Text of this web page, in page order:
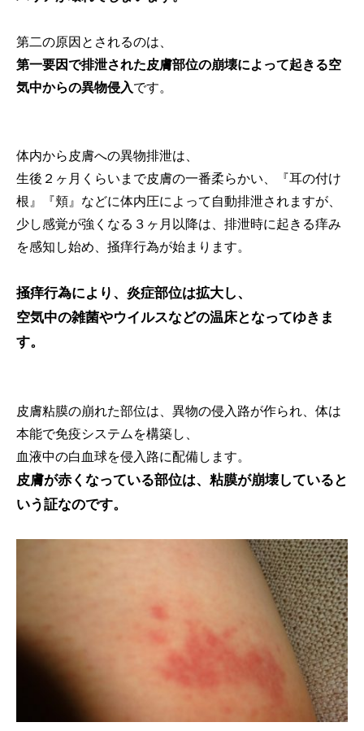
第二の原因とされるのは、
第一要因で排泄された皮膚部位の崩壊によって起きる空
気中からの異物侵入です。
体内から皮膚への異物排泄は、
生後２ヶ月くらいまで皮膚の一番柔らかい、『耳の付け
根』『頬』などに体内圧によって自動排泄されますが、
少し感覚が強くなる３ヶ月以降は、排泄時に起きる痒み
を感知し始め、掻痒行為が始まります。
掻痒行為により、炎症部位は拡大し、
空気中の雑菌やウイルスなどの温床となってゆきま
す。
皮膚粘膜の崩れた部位は、異物の侵入路が作られ、体は
本能で免疫システムを構築し、
血液中の白血球を侵入路に配備します。
皮膚が赤くなっている部位は、粘膜が崩壊していると
いう証なのです。